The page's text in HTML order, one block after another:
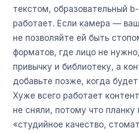
текстом, образовательный
работает. Если камера —
не позволяйте ей быть
форматов, где лицо не
привычку и библиотеку, а
добавьте позже, когда
Хуже всего работает
не сняли, потому что планку
«студийное качество,